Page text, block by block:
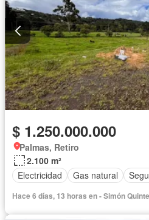
$ 1.250.000.000
Palmas, Retiro
2.100 m²
Electricidad
Gas natural
Hace 6 días, 13 horas en - Simón